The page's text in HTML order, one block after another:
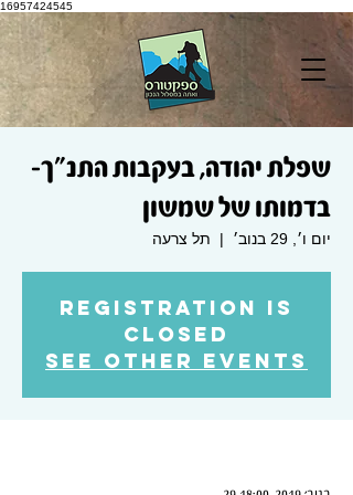
16957424545
שפלת יהודה, בעקבות התנ"ך-
בדמותו של שמשון
יום ו׳, 29 בנוב׳
  |
תל צרעה
Registration is
Closed
See other events